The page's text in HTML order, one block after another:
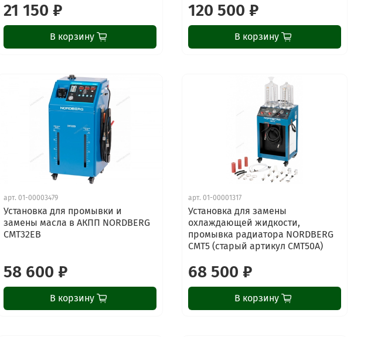
21 150 ₽
В корзину
120 500 ₽
В корзину
арт.01-00003479
Установка для промывки и
замены масла в АКПП NORDBERG
CMT32EB
58 600 ₽
В корзину
арт.01-00001317
Установка для замены
охлаждающей жидкости,
промывка радиатора NORDBERG
CMT5 (старый артикул CMT50A)
68 500 ₽
В корзину